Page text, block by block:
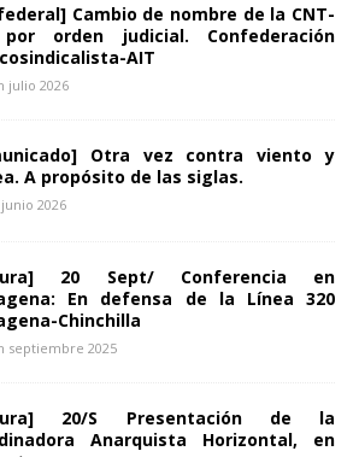
Cambio de nombre de la CNT-
orden judicial. Confederación
AIT
julio 2026
Otra vez contra viento y
A propósito de las siglas.
2026
20 Sept/ Conferencia en
En defensa de la Línea 320
Chinchilla
septiembre 2025
20/S Presentación de la
Anarquista Horizontal, en